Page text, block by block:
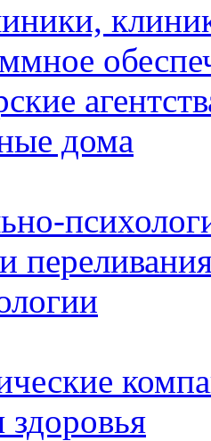
дома